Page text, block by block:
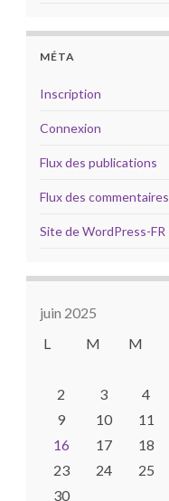
MÉTA
Inscription
Connexion
Flux des publications
Flux des commentaires
Site de WordPress-FR
juin 2025
L
M M
2
3 4
9
10 11
16
17 18
23
24 25
30